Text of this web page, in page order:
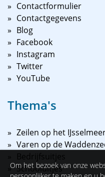
Contactformulier
Contactgegevens
Blog
Facebook
Instagram
Twitter
YouTube
Thema's
Zeilen op het
Varen op de
Bedrijfsuitjes
Schooluitjes
Om het bezoek van onze